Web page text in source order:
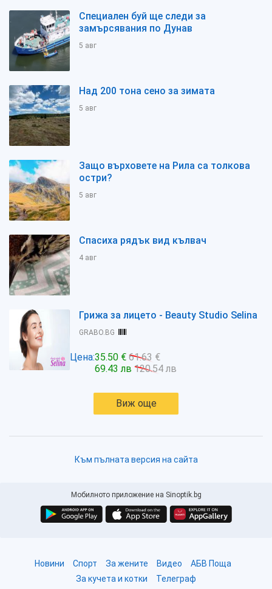
Специален буй ще следи за
замърсявания по Дунав
5 авг
Над 200 тона сено за зимата
5 авг
Защо върховете на Рила са толкова
остри?
5 авг
Спасиха рядък вид кълвач
4 авг
Грижа за лицето - Beauty Studio Selina
GRABO.BG
Цена:35.50 € 61.63 €
69.43 лв 120.54 лв
Виж още
Към пълната версия на сайта
Мобилното приложение на Sinoptik.bg
Новини Спорт За жените Видео
АБВ Поща
За кучета и котки
Телеграф